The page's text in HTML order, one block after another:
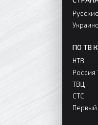
Русские
ПО ТВ
НТВ
Россия
ТВЦ
СТС
Первый